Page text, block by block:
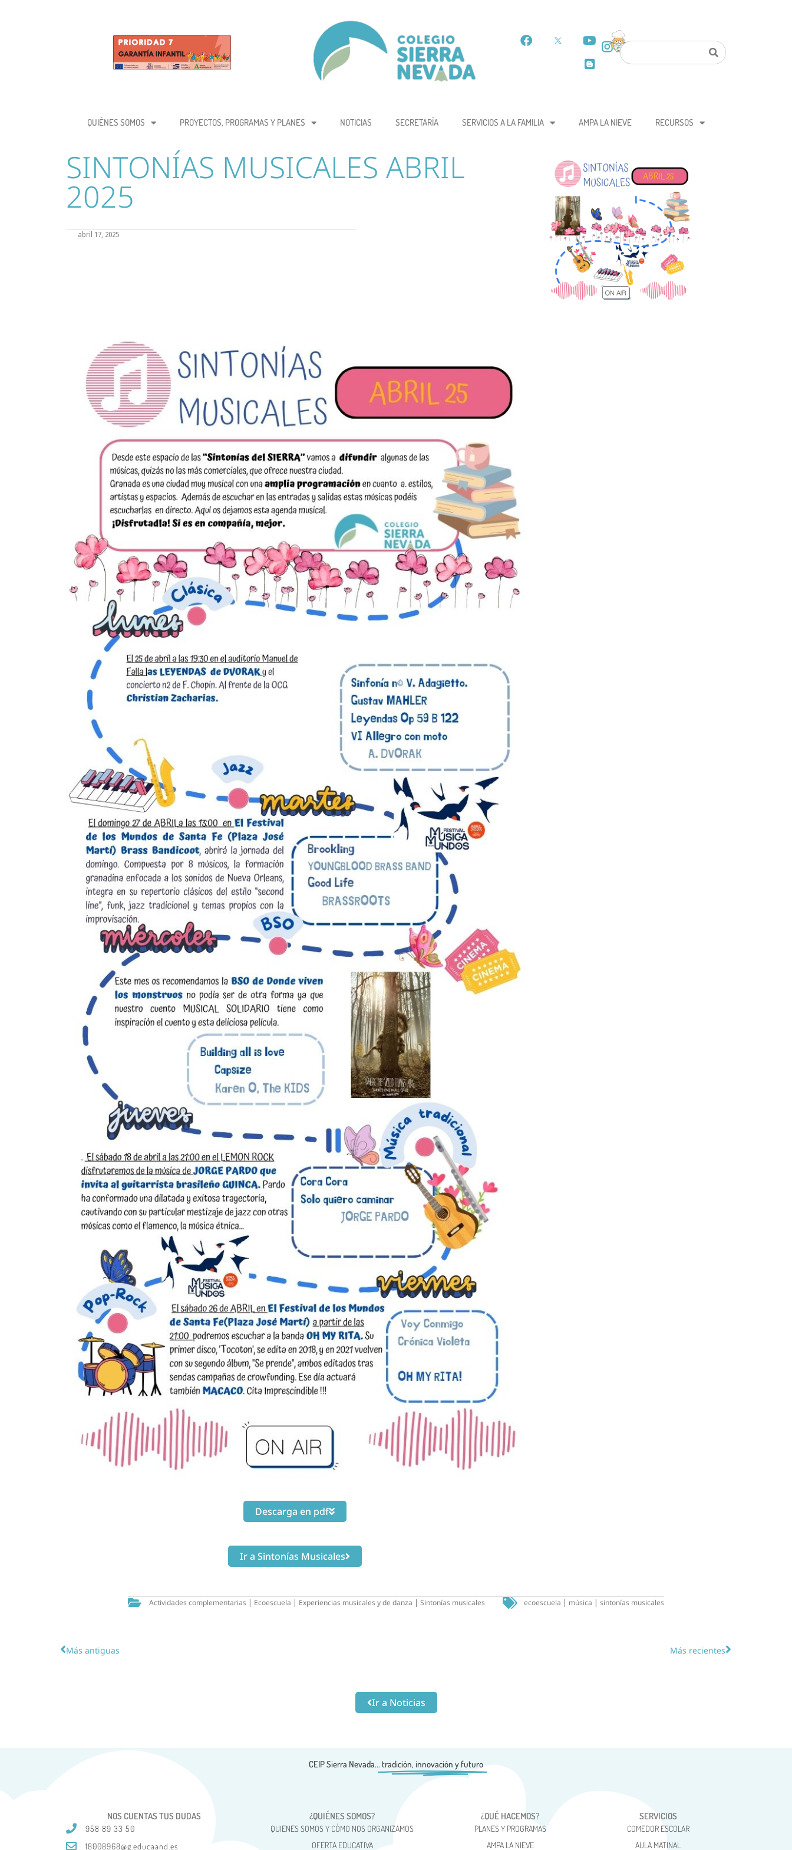
QUIÉNES SOMOS PROYECTOS, PROGRAMAS Y PLANES NOTICIAS SECRETARÍA SERVICIOS A LA FAMILIA AMPA LA NIEVE RECURSOS
SINTONÍAS MUSICALES ABRIL
2025
abril 17, 2025
Descarga en pdf
Ir a Sintonías Musicales
Actividades complementarias | Ecoescuela | Experiencias musicales y de danza | Sintonías musicales ecoescuela | música | sintonías musicales
Más antiguas Más recientes
Ir a Noticias
CEIP Sierra Nevada... tradición, innovación y futuro
NOS CUENTAS TUS DUDAS
958 89 33 50
18008968@g.educaand.es
¿QUIÉNES SOMOS?
QUIENES SOMOS Y CÓMO NOS ORGANIZAMOS
OFERTA EDUCATIVA
¿QUÉ HACEMOS?
PLANES Y PROGRAMAS
AMPA LA NIEVE
SERVICIOS
COMEDOR ESCOLAR
AULA MATINAL